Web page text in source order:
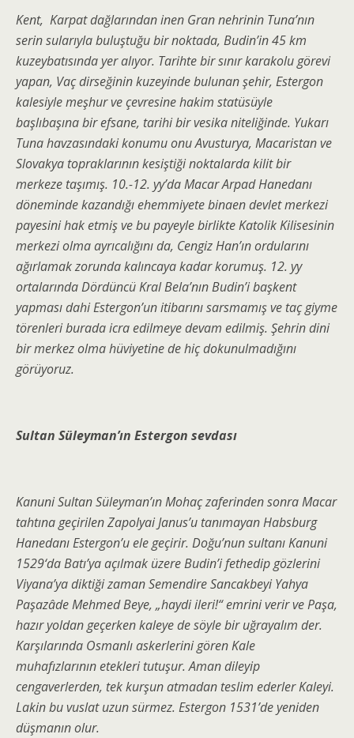
Kent, Karpat dağlarından inen Gran nehrinin Tuna’nın
serin sularıyla buluştuğu bir noktada, Budin’in 45 km
kuzeybatısında yer alıyor. Tarihte bir sınır karakolu görevi
yapan, Vaç dirseğinin kuzeyinde bulunan şehir, Estergon
kalesiyle meşhur ve çevresine hakim statüsüyle
başlıbaşına bir efsane, tarihi bir vesika niteliğinde. Yukarı
Tuna havzasındaki konumu onu Avusturya, Macaristan ve
Slovakya topraklarının kesiştiği noktalarda kilit bir
merkeze taşımış. 10.-12. yy’da Macar Arpad Hanedanı
döneminde kazandığı ehemmiyete binaen devlet merkezi
payesini hak etmiş ve bu payeyle birlikte Katolik Kilisesinin
merkezi olma ayrıcalığını da, Cengiz Han’ın ordularını
ağırlamak zorunda kalıncaya kadar korumuş. 12. yy
ortalarında Dördüncü Kral Bela’nın Budin’i başkent
yapması dahi Estergon’un itibarını sarsmamış ve taç giyme
törenleri burada icra edilmeye devam edilmiş. Şehrin dini
bir merkez olma hüviyetine de hiç dokunulmadığını
görüyoruz.
Sultan Süleyman’ın Estergon sevdası
Kanuni Sultan Süleyman’ın Mohaç zaferinden sonra Macar
tahtına geçirilen Zapolyai Janus’u tanımayan Habsburg
Hanedanı Estergon’u ele geçirir. Doğu’nun sultanı Kanuni
1529‘da Batı’ya açılmak üzere Budin’i fethedip gözlerini
Viyana’ya diktiği zaman Semendire Sancakbeyi Yahya
Paşazâde Mehmed Beye, „haydi ileri!“ emrini verir ve Paşa,
hazır yoldan geçerken kaleye de söyle bir uğrayalım der.
Karşılarında Osmanlı askerlerini gören Kale
muhafızlarının etekleri tutuşur. Aman dileyip
cengaverlerden, tek kurşun atmadan teslim ederler Kaleyi.
Lakin bu vuslat uzun sürmez. Estergon 1531’de yeniden
düşmanın olur.